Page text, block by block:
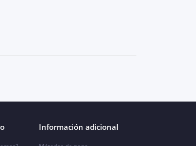
Información adicional